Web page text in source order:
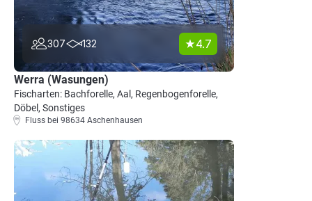
307 132 4.7
Werra (Wasungen)
Fischarten: Bachforelle, Aal, Regenbogenforelle,
Döbel, Sonstiges
Fluss bei 98634 Aschenhausen